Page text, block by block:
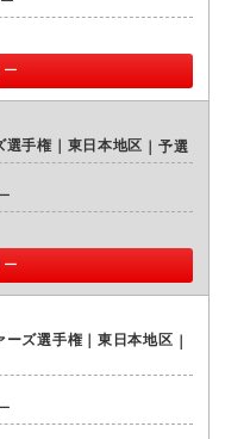
手権｜東日本地区
予選
ズ選手権｜東日本地区